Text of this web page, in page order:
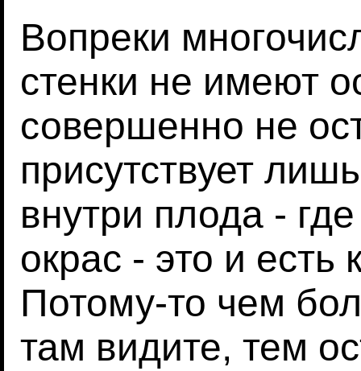
Вопреки
стенки не имеют
совершенно не
присутствует
внутри плода -
окрас - это и
Потому-то чем
там видите, тем